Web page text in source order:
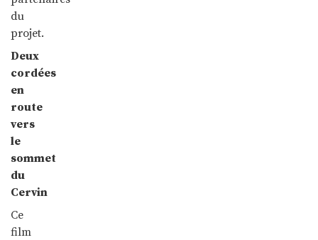
du
projet.
Deux
cordées
en
route
vers
le
sommet
du
Cervin
Ce
film